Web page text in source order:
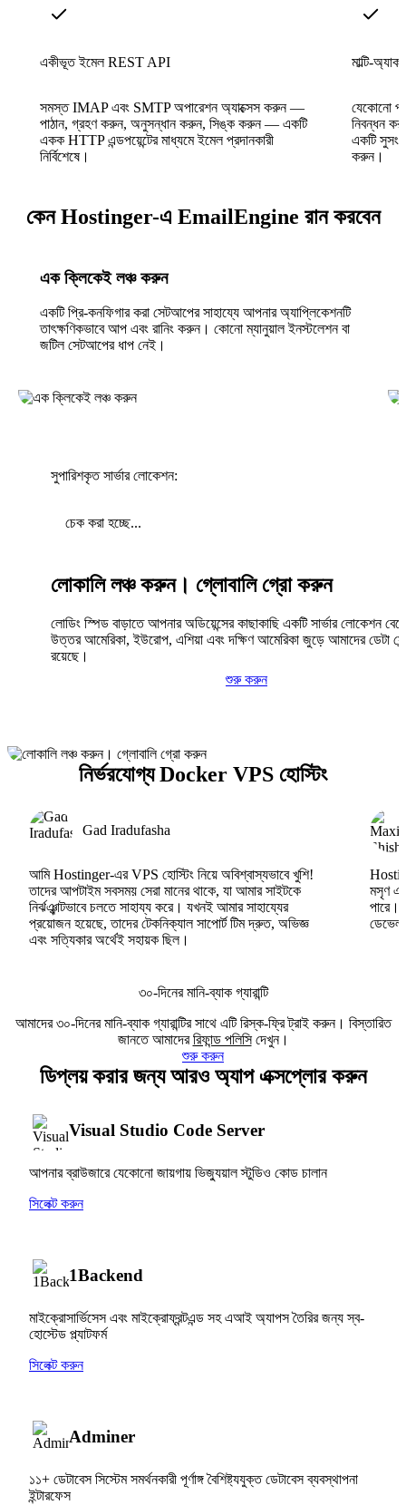
একীভূত ইমেল REST API
সমস্ত IMAP এবং SMTP অপারেশন অ্যাক্সেস করুন —
পাঠান, গ্রহণ করুন, অনুসন্ধান করুন, সিঙ্ক করুন — একটি
একক HTTP এন্ডপয়েন্টের মাধ্যমে ইমেল প্রদানকারী
নির্বিশেষে।
মাল্টি-
যেকোনো
নিবন্ধন
একটি
করুন।
কেন Hostinger-এ EmailEngine রান করবেন
এক ক্লিকেই লঞ্চ করুন
একটি প্রি-কনফিগার করা সেটআপের সাহায্যে আপনার অ্যাপ্লিকেশনটি
তাৎক্ষণিকভাবে আপ এবং রানিং করুন। কোনো ম্যানুয়াল ইনস্টলেশন বা
জটিল সেটআপের ধাপ নেই।
সুপারিশকৃত সার্ভার লোকেশন:
চেক করা হচ্ছে...
লোকালি লঞ্চ করুন। গ্লোবালি গ্রো করুন
লোডিং স্পিড বাড়াতে আপনার অডিয়েন্সের কাছাকাছি একটি সার্ভার লোকেশন
উত্তর আমেরিকা, ইউরোপ, এশিয়া এবং দক্ষিণ আমেরিকা জুড়ে আমাদের ডেটা
রয়েছে।
শুরু করুন
নির্ভরযোগ্য Docker VPS হোস্টিং
Gad Iradufasha
আমি Hostinger-এর VPS হোস্টিং নিয়ে অবিশ্বাস্যভাবে খুশি!
তাদের আপটাইম সবসময় সেরা মানের থাকে, যা আমার সাইটকে
নির্ঝঞ্ঝাটভাবে চলতে সাহায্য করে। যখনই আমার সাহায্যের
প্রয়োজন হয়েছে, তাদের টেকনিক্যাল সাপোর্ট টিম দ্রুত, অভিজ্ঞ
এবং সত্যিকার অর্থেই সহায়ক ছিল।
মসৃণ
৩০-দিনের মানি-ব্যাক গ্যারান্টি
আমাদের ৩০-দিনের মানি-ব্যাক গ্যারান্টির সাথে এটি রিস্ক-ফ্রি ট্রাই করুন। বিস্তারিত
জানতে আমাদেররিফান্ড পলিসিদেখুন।
শুরু করুন
ডিপ্লয় করার জন্য আরও অ্যাপ এক্সপ্লোর করুন
Visual Studio Code Server
আপনার ব্রাউজারে যেকোনো জায়গায় ভিজ্যুয়াল স্টুডিও কোড চালান
সিলেক্ট করুন
1Backend
মাইক্রোসার্ভিসেস এবং মাইক্রোফ্রন্টএন্ড সহ এআই অ্যাপস তৈরির জন্য স্ব-
হোস্টেড প্ল্যাটফর্ম
সিলেক্ট করুন
Adminer
১১+ ডেটাবেস সিস্টেম সমর্থনকারী পূর্ণাঙ্গ বৈশিষ্ট্যযুক্ত ডেটাবেস ব্যবস্থাপনা
ইন্টারফেস